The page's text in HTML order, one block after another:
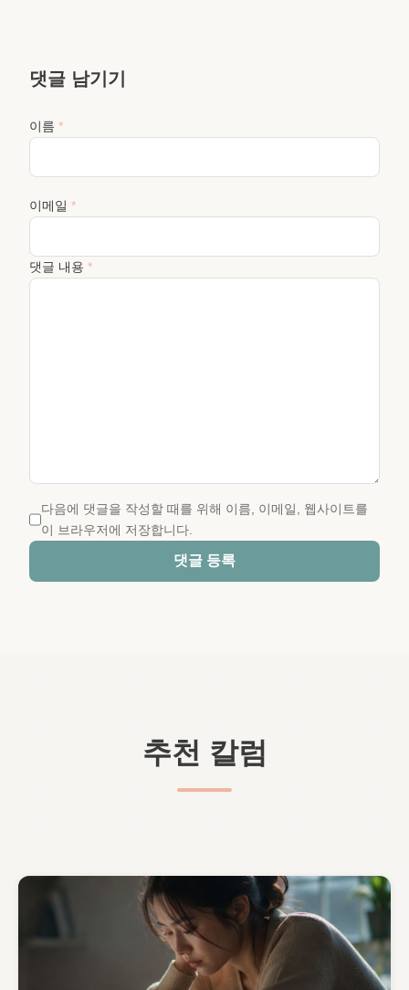
댓글 남기기
이름 *
이메일 *
댓글 내용 *
다음에 댓글을 작성할 때를 위해 이름, 이메일, 웹사이트를
이 브라우저에 저장합니다.
댓글 등록
추천 칼럼